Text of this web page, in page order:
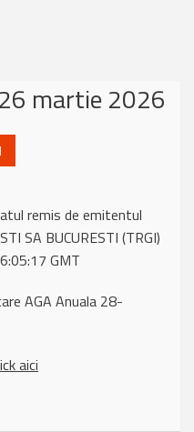
martie 2026
remis de emitentul
SA BUCURESTI (TRGI)
GMT
AGA Anuala 28-
aici